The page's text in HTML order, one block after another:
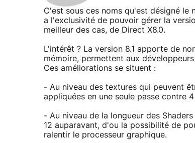
C'est sous ces noms qu'est désigné le
a l'exclusivité de pouvoir gérer la
meilleur des cas, de Direct X8.0.
L'intérêt ? La version 8.1 apporte de
mémoire, permettent aux
Ces améliorations se situent :
- Au niveau des textures qui peuvent
appliquées en une seule passe contre
- Au niveau de la longueur des
12 auparavant, d'ou la possibilité de
ralentir le processeur graphique.